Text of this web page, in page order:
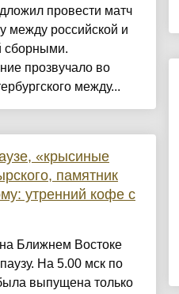
провести матч
между российской и
сборными.
прозвучало во
между...
«крысиные
памятник
утренний кофе с
Ближнем Востоке
На 5.00 мск по
выпущена только